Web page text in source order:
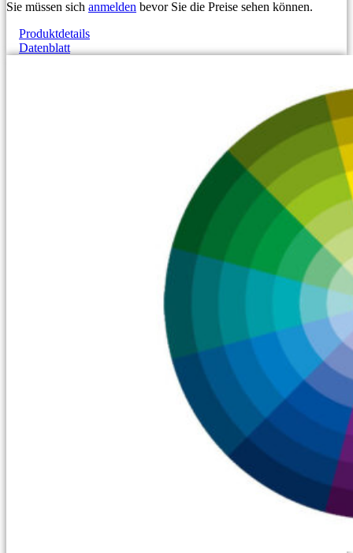
Sie müssen sich anmelden bevor Sie die Preise sehen können.
Produktdetails
Datenblatt